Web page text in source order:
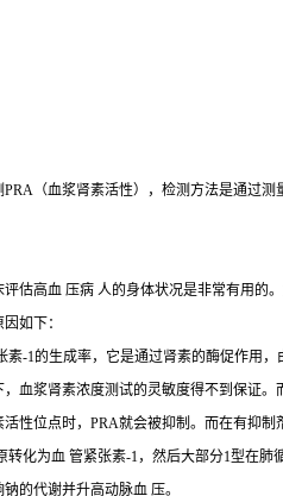
（血浆肾素活性），检测方法是通过测
估高血 压病 人的身体状况是非常有用的
如下：
素-1的生成率，它是通过肾素的酶促作用
血浆肾素浓度测试的灵敏度得不到保证
性位点时，PRA就会被抑制。而在有抑
转化为血 管紧张素-1，然后大部分1型在
的代谢并升高动脉血 压。